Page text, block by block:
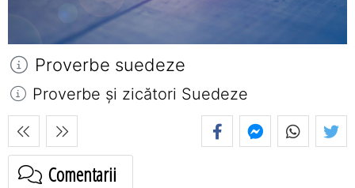
Proverbe suedeze
Proverbe și zicători Suedeze
Comentarii